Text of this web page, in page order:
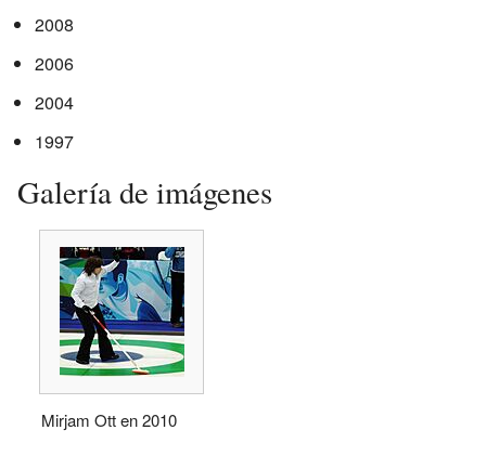
2008
2006
2004
1997
Galería de imágenes
Mirjam Ott en 2010